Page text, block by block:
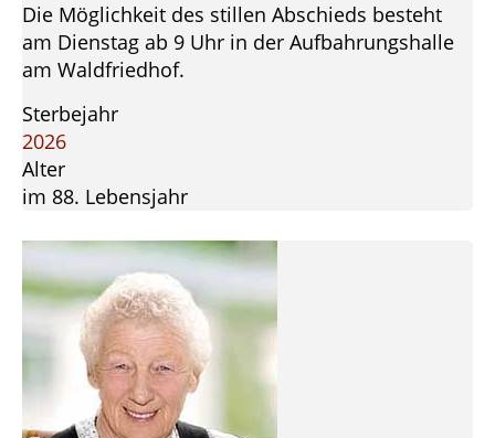
Die Möglichkeit des stillen Abschieds besteht
am Dienstag ab 9 Uhr in der Aufbahrungshalle
am Waldfriedhof.
Sterbejahr
2026
Alter
im 88. Lebensjahr